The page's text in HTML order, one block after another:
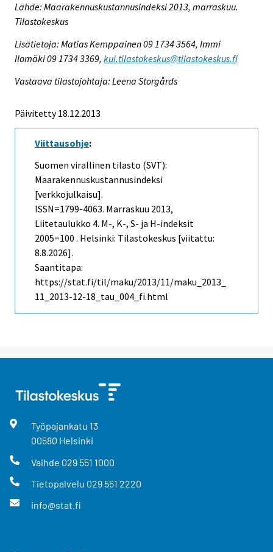
Lähde: Maarakennuskustannusindeksi 2013, marraskuu.
Tilastokeskus
Lisätietoja: Matias Kemppainen 09 1734 3564, Immi
Ilomäki 09 1734 3369, kui.tilastokeskus@tilastokeskus.fi
Vastaava tilastojohtaja: Leena Storgårds
Päivitetty 18.12.2013
Viittausohje:
Suomen virallinen tilasto (SVT):
Maarakennuskustannusindeksi
[verkkojulkaisu].
ISSN=1799-4063. Marraskuu 2013,
Liitetaulukko 4. M-, K-, S- ja H-indeksit
2005=100 . Helsinki: Tilastokeskus [viitattu:
8.8.2026].
Saantitapa:
https://stat.fi/til/maku/2013/11/maku_2013_
11_2013-12-18_tau_004_fi.html
Työpajankatu 13
00580 Helsinki
Vaihde 029 551 1000
Tietopalvelu 029 551 2220
info@stat.fi